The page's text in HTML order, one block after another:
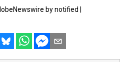
by notified